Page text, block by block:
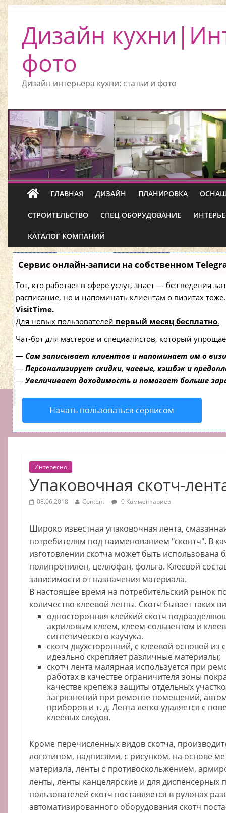
Дизайн
фото
Дизайн интерьера кухни: статьи и фото
ГЛАВНАЯ ДИЗАЙН ПЛАНИРОВКА
СТРОИТЕЛЬСТВО СПЕЦ ОБОРУДОВАНИЕ
КАТАЛОГ КОМПАНИЙ
Сервис онлайн-записи на собственном
Тот, кто работает в сфере услуг, знает — без ведения
расписание, но и напоминать клиентам о визитах
VisitTime.
Для новых пользователей первый месяц бесплатно.
Чат-бот для мастеров и специалистов, который
— Сам записывает клиентов и напоминает им о
— Персонализирует скидки, чаевые, кэшбэк и
— Увеличивает доходимость и помогает больше
Начать пользоваться сервисом
Интересно
Упаковочная скотч-
08.06.2018 Content 0 Комментариев
Широко известная упаковочная лента,
потребителям под наименованием "сконтч". В
изготовлении скотча может быть использована
полипропилен, целлофан, фольга. Клеевой
зависимости от назначения материала.
В настоящее время на потребительский рынок
количество клеевой ленты. Скотч бывает таких
односторонняя клейкий скотч
акриловым клеем, клеем-сольвентом и
синтетического каучука.
скотч двухсторонний, с клеевой основой из
идеально скрепляет различные материалы;
скотч лента малярная используется при
работах в качестве ограничителя зоны
качестве крепежа защиты отдельных
загрязнений при ремонте помещений,
приборов и т. д. Лента легко удаляется с
клеевых следов.
Кроме перечисленных видов скотча,
логотипом, надписями, с рисунком, на основе
материала, ленты с противоскольжением,
ленты, ленты канцелярские и для диспенсерных
пользователей скотч поставляется в рулонах
автоматизированного оборудования скотч